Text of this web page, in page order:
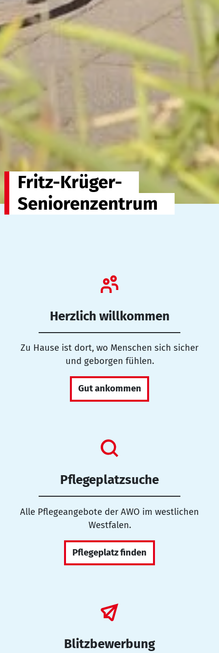
Fritz-Krüger-
Seniorenzentrum
Herzlich willkommen
Zu Hause ist dort, wo Menschen sich sicher
und geborgen fühlen.
Gut ankommen
Pflegeplatzsuche
Alle Pflegeangebote der AWO im westlichen
Westfalen.
Pflegeplatz finden
Blitzbewerbung